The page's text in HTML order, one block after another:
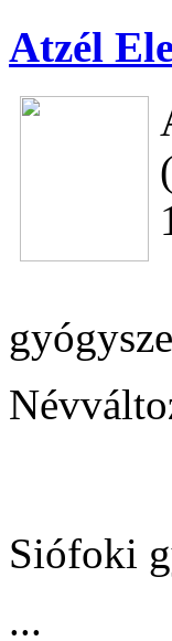
Atzél
Siófoki
...